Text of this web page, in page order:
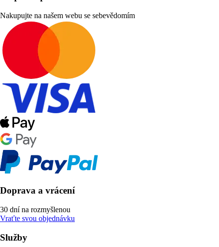
Nakupujte na našem webu se sebevědomím
Doprava a vrácení
30 dní na rozmyšlenou
Vraťte svou objednávku
Služby